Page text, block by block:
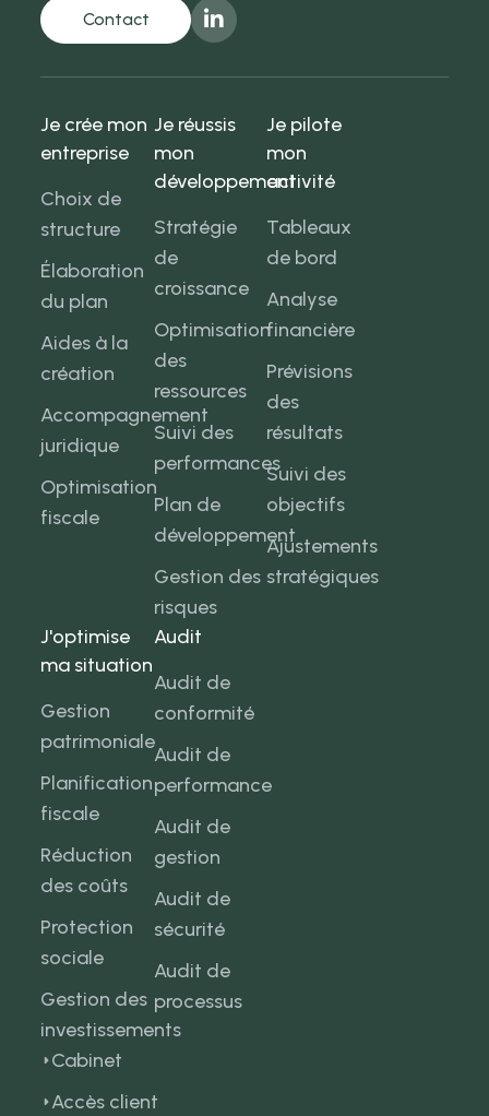
Je crée mon
entreprise
Choix de
structure
Élaboration
du plan
Aides à la
création
Accompagnement
juridique
Optimisation
fiscale
Je réussis
mon
développement
Stratégie
de
croissance
Optimisation
des
ressources
Suivi des
performances
Plan de
développement
Gestion des
risques
Je pilote
mon
activité
Tableaux
de bord
Analyse
financière
Prévisions
des
résultats
Suivi des
objectifs
Ajustements
stratégiques
J'optimise
ma situation
Gestion
patrimoniale
Planification
fiscale
Réduction
des coûts
Protection
sociale
Gestion des
investissements
Audit
Audit de
conformité
Audit de
performance
Audit de
gestion
Audit de
sécurité
Audit de
processus
Cabinet
Accès client